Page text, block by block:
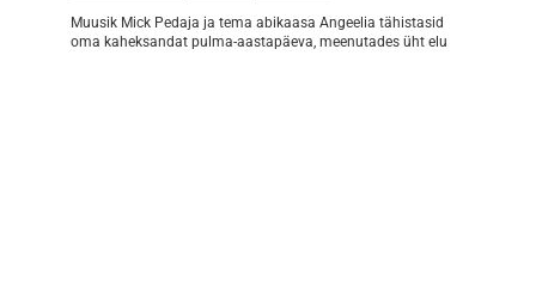
Muusik Mick Pedaja ja tema abikaasa Angeelia tähistasid
oma kaheksandat pulma-aastapäeva, meenutades üht elu